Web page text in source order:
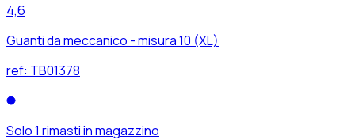
4,6
Guanti da meccanico - misura 10 (XL)
ref: TB01378
Solo 1 rimasti in magazzino